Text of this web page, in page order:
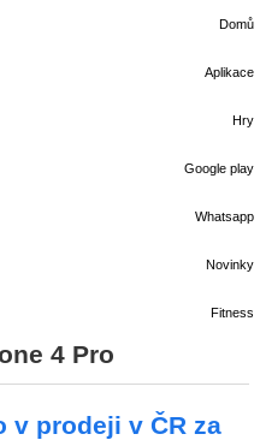
Domů
Aplikace
Hry
Google play
Whatsapp
Novinky
Fitness
4 Pro
v prodeji v ČR za